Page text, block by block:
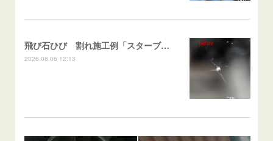
飛び石ひび 割れ施工例「スターブレイク系」 フリード
2026.08.06 12:13